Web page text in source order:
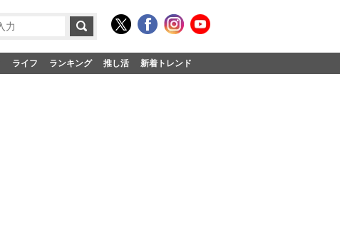
ライフ ランキング 推し活 新着トレンド